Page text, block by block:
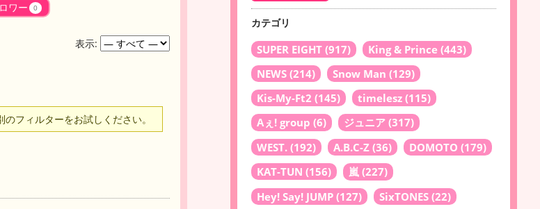
ワー 0
表示:
フィルターをお試しください。
カテゴリ
SUPER EIGHT (917) King & Prince (443)
NEWS (214) Snow Man (129)
Kis-My-Ft2 (145) timelesz (115)
Aぇ! group (6) ジュニア (317)
WEST. (192) A.B.C-Z (36) DOMOTO (179)
KAT-TUN (156) 嵐 (227)
Hey! Say! JUMP (127) SixTONES (22)